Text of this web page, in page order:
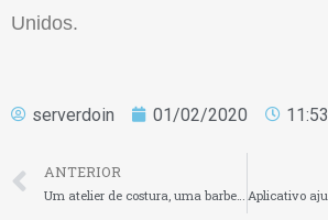
Unidos.
serverdoin 01/02/2020 11:53
ANTERIOR